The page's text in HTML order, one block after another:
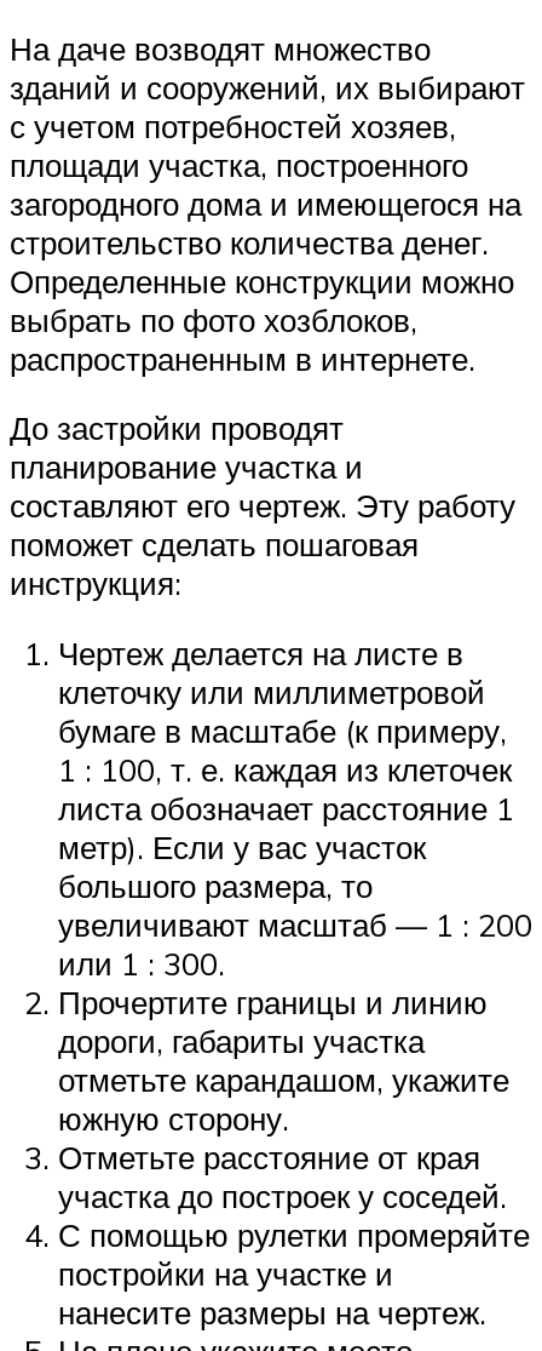
На даче возводят множество
зданий и сооружений, их выбирают
с учетом потребностей хозяев,
площади участка, построенного
загородного дома и имеющегося на
строительство количества денег.
Определенные конструкции можно
выбрать по фото хозблоков,
распространенным в интернете.
До застройки проводят
планирование участка и
составляют его чертеж. Эту работу
поможет сделать пошаговая
инструкция:
Чертеж делается на листе в
клеточку или миллиметровой
бумаге в масштабе (к примеру,
1 : 100, т. е. каждая из клеточек
листа обозначает расстояние 1
метр). Если у вас участок
большого размера, то
увеличивают масштаб — 1 : 200
или 1 : 300.
Прочертите границы и линию
дороги, габариты участка
отметьте карандашом, укажите
южную сторону.
Отметьте расстояние от края
участка до построек у соседей.
С помощью рулетки промеряйте
постройки на участке и
нанесите размеры на чертеж.